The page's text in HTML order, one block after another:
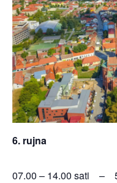
6. rujna
07.00 – 14.00 sati –